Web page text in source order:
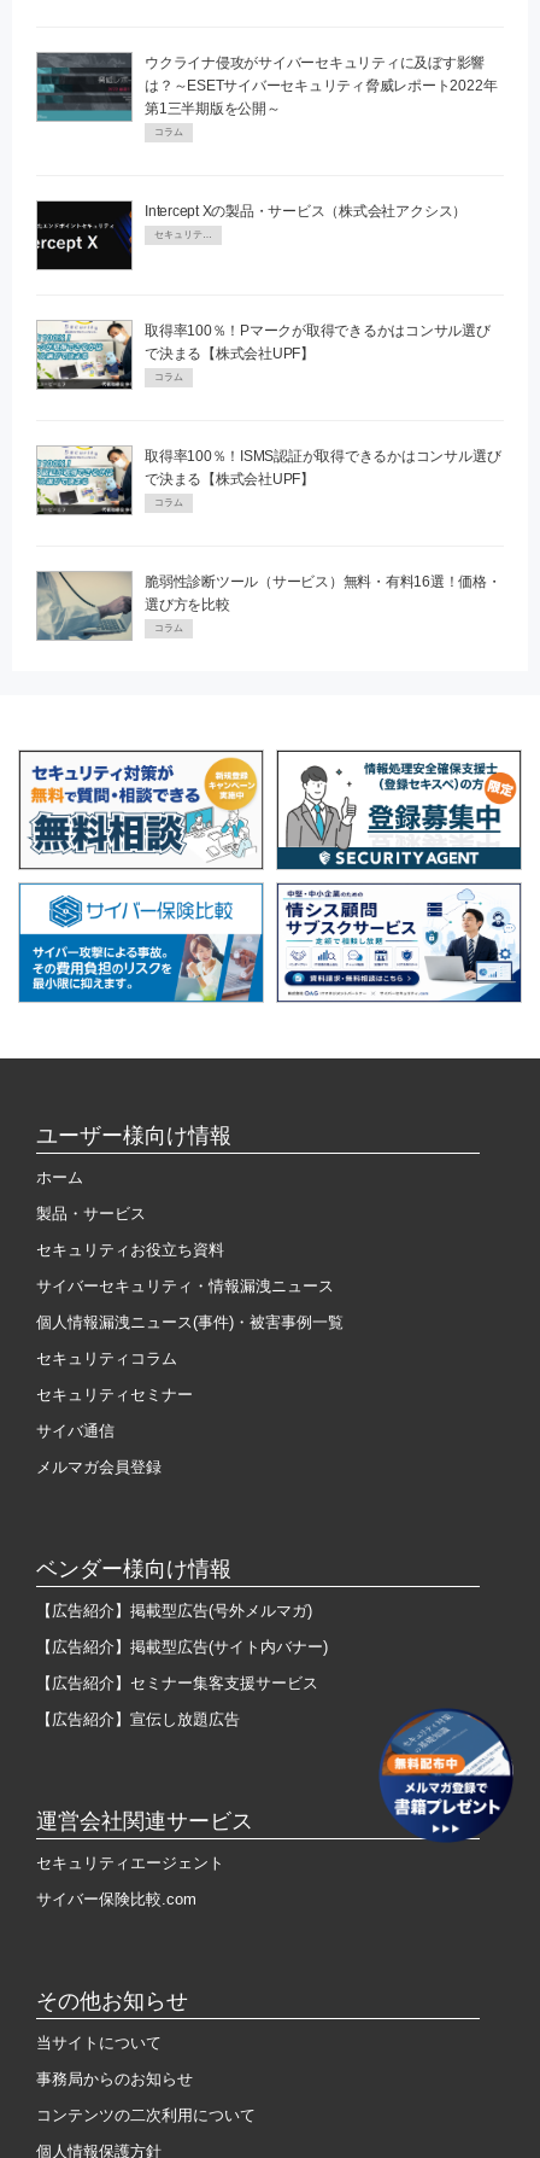
ウクライナ侵攻がサイバーセキュリティに及ぼす影響
は？～ESETサイバーセキュリティ脅威レポート2022年
第1三半期版を公開～
コラム
Intercept Xの製品・サービス（株式会社アクシス）
取得率100％！Pマークが取得できるかはコンサル選び
で決まる【株式会社UPF】
コラム
取得率100％！ISMS認証が取得できるかはコンサル選び
で決まる【株式会社UPF】
コラム
脆弱性診断ツール（サービス）無料・有料16選！価格・
選び方を比較
コラム
ユーザー様向け情報
ホーム
製品・サービス
セキュリティお役立ち資料
サイバーセキュリティ・情報漏洩ニュース
個人情報漏洩ニュース(事件)・被害事例一覧
セキュリティコラム
セキュリティセミナー
サイバ通信
メルマガ会員登録
ベンダー様向け情報
【広告紹介】掲載型広告(号外メルマガ)
【広告紹介】掲載型広告(サイト内バナー)
【広告紹介】セミナー集客支援サービス
【広告紹介】宣伝し放題広告
運営会社関連サービス
セキュリティエージェント
サイバー保険比較.com
その他お知らせ
当サイトについて
事務局からのお知らせ
コンテンツの二次利用について
個人情報保護方針